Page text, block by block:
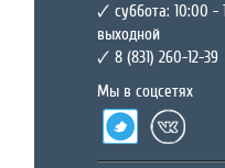
🗸 суббота: 10:00 -
выходной
🗸 8 (831) 260-12-39
Мы в соцсетях